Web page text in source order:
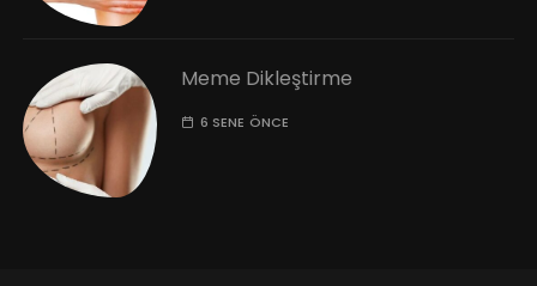
Meme Dikleştirme
6 SENE ÖNCE